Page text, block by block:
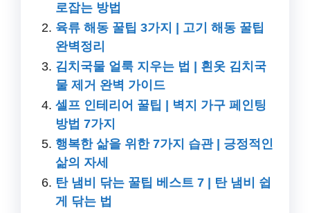
로잡는 방법
육류 해동 꿀팁 3가지 | 고기 해동 꿀팁
완벽정리
김치국물 얼룩 지우는 법 | 흰옷 김치국
물 제거 완벽 가이드
셀프 인테리어 꿀팁 | 벽지 가구 페인팅
방법 7가지
행복한 삶을 위한 7가지 습관 | 긍정적인
삶의 자세
탄 냄비 닦는 꿀팁 베스트 7 | 탄 냄비 쉽
게 닦는 법